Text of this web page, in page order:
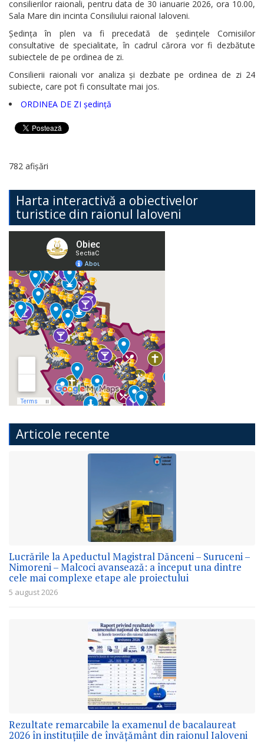
consilierilor raionali, pentru data de 30 ianuarie 2026, ora 10.00,
Sala Mare din incinta Consiliului raional Ialoveni.
Ședința în plen va fi precedată de ședințele Comisiilor
consultative de specialitate, în cadrul cărora vor fi dezbătute
subiectele de pe ordinea de zi.
Consilierii raionali vor analiza și dezbate pe ordinea de zi 24
subiecte, care pot fi consultate mai jos.
ORDINEA DE ZI ședință
782 afișări
Harta interactivă a obiectivelor
turistice din raionul Ialoveni
Articole recente
Lucrările la Apeductul Magistral Dănceni – Suruceni –
Nimoreni – Malcoci avansează: a început una dintre
cele mai complexe etape ale proiectului
5 august 2026
Rezultate remarcabile la examenul de bacalaureat
2026 în instituțiile de învățământ din raionul Ialoveni